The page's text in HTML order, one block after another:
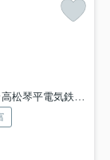
高松琴平電気鉄道長尾線「農学部前」駅 徒歩12分